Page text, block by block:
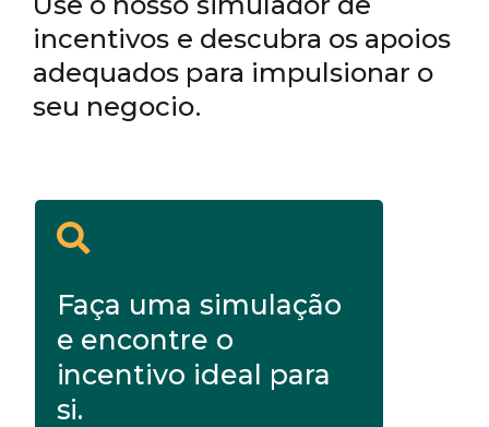
incentivos e descubra os apoios
adequados para impulsionar o
seu negocio.
Faça uma simulação
e encontre o
incentivo ideal para
si.